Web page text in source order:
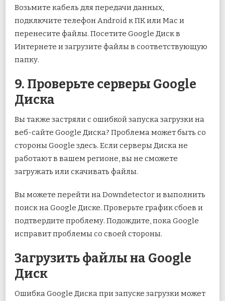
Возьмите кабель для передачи данных,
подключите телефон Android к ПК или Mac и
перенесите файлы. Посетите Google Диск в
Интернете и загрузите файлы в соответствующую
папку.
9. Проверьте серверы Google
Диска
Вы также застряли с ошибкой запуска загрузки на
веб-сайте Google Диска? Проблема может быть со
стороны Google здесь. Если серверы Диска не
работают в вашем регионе, вы не сможете
загружать или скачивать файлы.
Вы можете перейти на Downdetector и выполнить
поиск на Google Диске. Проверьте график сбоев и
подтвердите проблему. Подождите, пока Google
исправит проблемы со своей стороны.
Загрузить файлы на Google
Диск
Ошибка Google Диска при запуске загрузки может